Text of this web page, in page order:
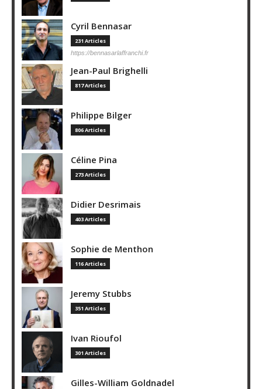
Cyril Bennasar
231 Articles
https://bennasarlaffranchi.fr
Jean-Paul Brighelli
817 Articles
Philippe Bilger
806 Articles
Céline Pina
273 Articles
Didier Desrimais
403 Articles
Sophie de Menthon
116 Articles
Jeremy Stubbs
351 Articles
Ivan Rioufol
301 Articles
Gilles-William Goldnadel